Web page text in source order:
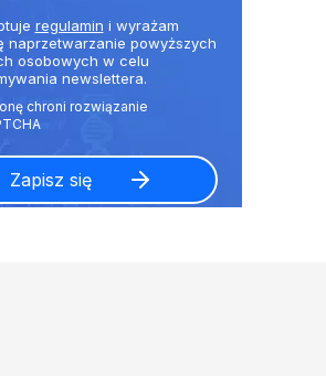
regulamin i wyrażam
naprzetwarzanie powyższych
osobowych w celu
newslettera.